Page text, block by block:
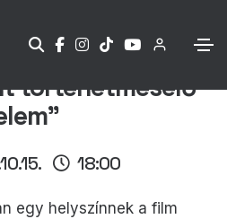
„A
történetmesélő
18:00
egy helyszínnek a film